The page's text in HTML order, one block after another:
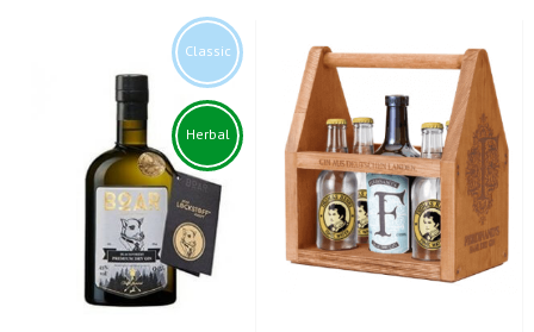
Classic
Herbal